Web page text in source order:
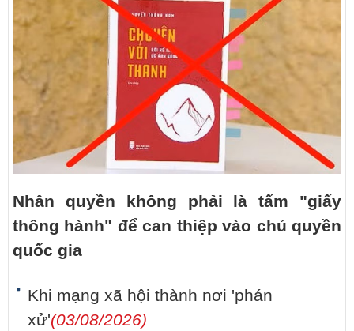
Nhân quyền không phải là tấm "giấy
thông hành" để can thiệp vào chủ quyền
quốc gia
Khi mạng xã hội thành nơi 'phán
xử'(03/08/2026)